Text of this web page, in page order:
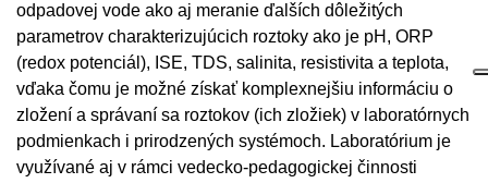
odpadovej vode ako aj meranie ďalších dôležitých
parametrov charakterizujúcich roztoky ako je pH, ORP
(redox potenciál), ISE, TDS, salinita, resistivita a teplota,
vďaka čomu je možné získať komplexnejšiu informáciu o
zložení a správaní sa roztokov (ich zložiek) v laboratórnych
podmienkach i prirodzených systémoch. Laboratórium je
využívané aj v rámci vedecko-pedagogickej činnosti